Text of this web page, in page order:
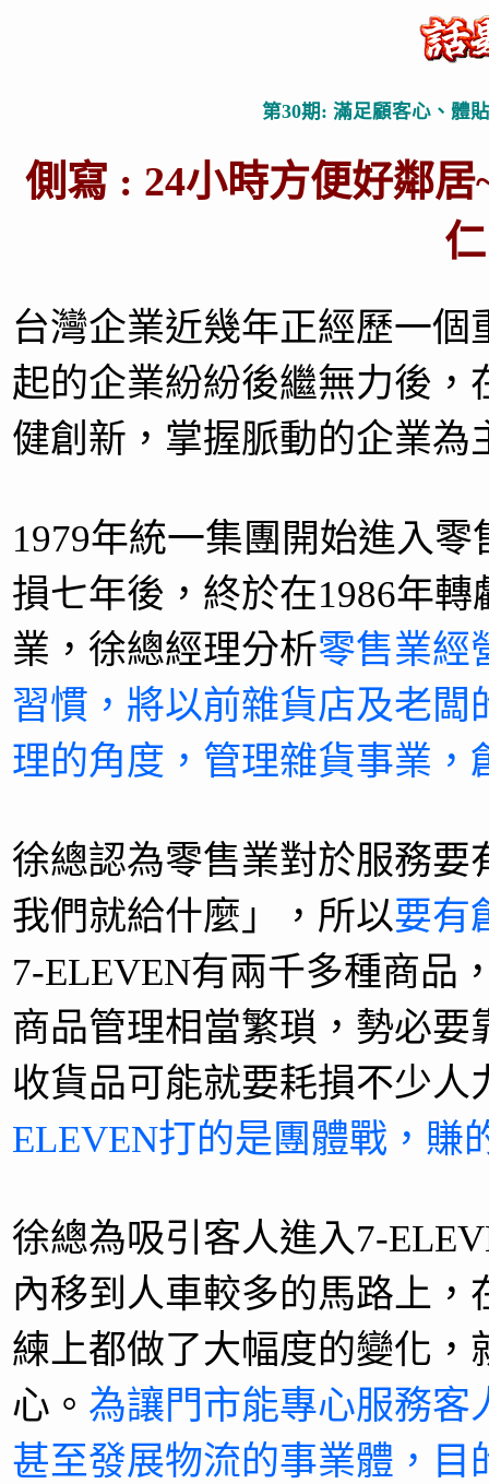
第30期: 滿足顧客心、體
側寫 : 24小時方便好鄰
仁
台灣企業近幾年正經歷一
起的企業紛紛後繼無力後
健創新，掌握脈動的企業
1979年統一集團開始進入
損七年後，終於在1986年
業，徐總經理分析零售業經
習慣，將以前雜貨店及老
理的角度，管理雜貨事業，
徐總認為零售業對於服務
我們就給什麼」，所以要有
7-ELEVEN有兩千多種商品
商品管理相當繁瑣，勢必
收貨品可能就要耗損不少
ELEVEN打的是團體戰，賺
徐總為吸引客人進入7-
內移到人車較多的馬路上
練上都做了大幅度的變化，
心。 為讓門市能專心服務客
甚至發展物流的事業體，